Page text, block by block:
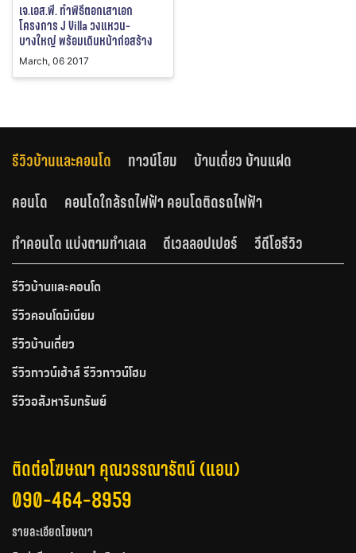
เจ.เอส.พี. ทำพิธีตอกเสาเอก
โครงการ J Villa วงแหวน-
บางใหญ่ พร้อมเดินหน้าก่อสร้าง
March, 06 2017
รีวิวบ้านและคอนโด ทาวน์โฮม
บ้านเดี่ยว บ้านแฝด
คอนโด
คอนโดใกล้รถไฟฟ้า คอนโดติดรถไฟฟ้า
ทำคอนโด แบ่งตามทำเลเล
ดีเวลลอปเปอร์ วีดีโอรีวิว
รีวิวบ้านและคอนโด
รีวิวคอนโดมิเนียม
รีวิวบ้านเดี่ยว
รีวิวทาวน์เฮ้าส์ รีวิวทาวน์โฮม
รีวิวอสังหาริมทรัพย์
ติดต่อโฆษณา คุณวรรณารัตน์ (แอน)
090-464-8959
รายละเอียดโฆษณา